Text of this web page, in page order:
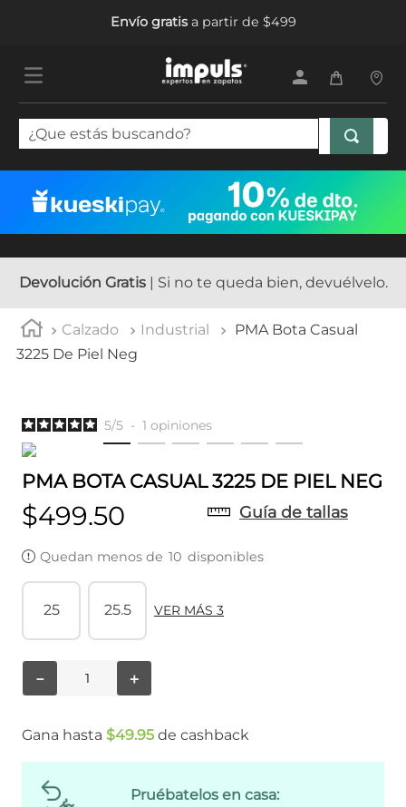
Envío gratisa partir de $499
¿Que estás buscando?
Devolución Gratis| Si no te queda bien, devuélvelo.
Calzado Industrial
PMA Bota Casual
3225 De Piel Neg
5/5 - 1 opiniones
PMA BOTA CASUAL 3225 DE PIEL NEG
$499.50 Guía de tallas
Quedan menos de 10 disponibles
25 25.5 VER MÁS 3
＋
－
Gana hasta $49.95 de cashback
Pruébatelos en casa:
1.
tenis mujer
tenis hombre
5. tenis